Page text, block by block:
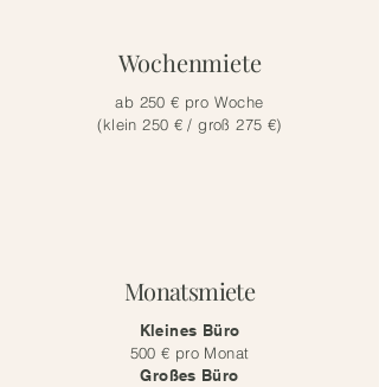
Wochenmiete
ab 250 € pro Woche
(klein 250 € / groß 275 €)
Monatsmiete
Kleines Büro
500 € pro Monat
Großes Büro